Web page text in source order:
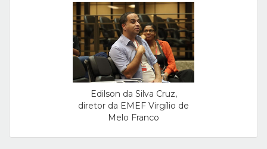
Edilson da Silva Cruz,
diretor da EMEF Virgílio de
Melo Franco